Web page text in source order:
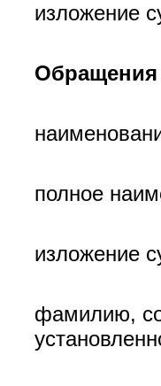
изложение
полное
изложение
фамилию,